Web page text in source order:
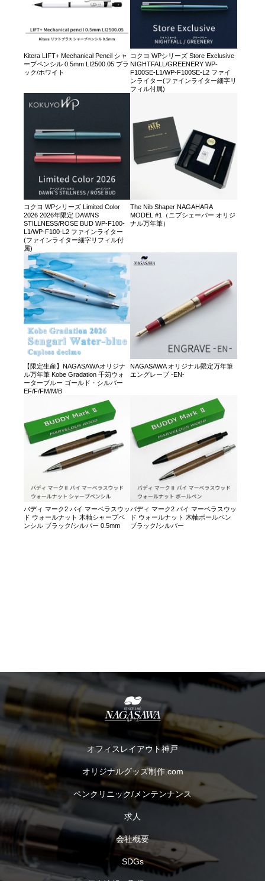
Kitera LIFT+ Mechanical Pencil シャ
ープペンシル 0.5mm LI2500.05 ブラ
ック/ホワイト
コクヨ WPシリーズ Store Exclusive
NIGHTFALL/GREENERY WP-
F100SE-L1/WP-F100SE-L2 ファイ
ンライター(ファインライター細字リ
フィル付属)
コクヨ WPシリーズ Limited Color
2026 2026年限定 DAWNS
STILLNESS/ROSE BUD WP-F100-
L1/WP-F100-L2 ファインライター
(ファインライター細字リフィル付
属)
The Nib Shaper NAGAHARA
MODEL #1（ニブシェーパー オリジ
ナル万年筆）
【限定生産】NAGASAWAオリジナ
ル万年筆 Kobe Gradation 千苅ウォ
ーターブルー ゴールド・シルバー
EF/F/FM/M/B
NAGASAWA オリジナル限定万年筆
エングレーブ -EN-
バディ マーク2 バイ マーベラスウッ
ド ウォールナット 木軸シャープペ
ンシル ブラック/シルバー 0.5mm
バディ マーク2 バイ マーベラスウッ
ド ウォールナット 木軸ボールペン
ブラック/シルバー
オフィスレイアウト神戸
オリジナルグッズ制作.com
ペンクリニック/メンテンナンス
求人
会社概要
SDGs